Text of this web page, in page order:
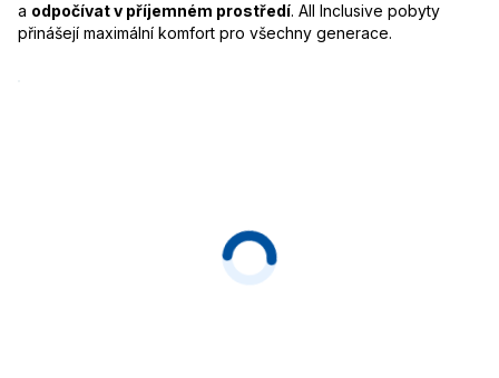
a odpočívat v příjemném prostředí. All Inclusive pobyty
přinášejí maximální komfort pro všechny generace.